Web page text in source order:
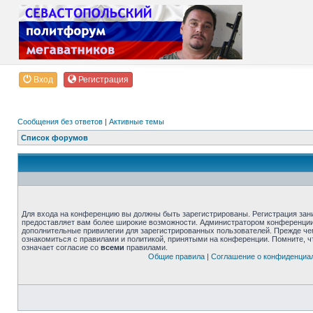
Вход Регистрация
Сообщения без ответов | Активные темы
Список форумов
Для входа на конференцию вы должны быть зарегистрированы. Регистрация
предоставляет вам более широкие возможности. Администратором
дополнительные привилегии для зарегистрированных пользователей. Прежде
ознакомиться с правилами и политикой, принятыми на конференции. Помните,
означает согласие со всеми правилами.
Общие правила| Соглашение о